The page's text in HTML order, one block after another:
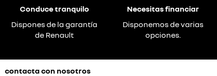
Conduce tranquilo
Dispones de la garantía
de Renault
Necesitas financiar
Disponemos de varias
opciones.
contacta con nosotros